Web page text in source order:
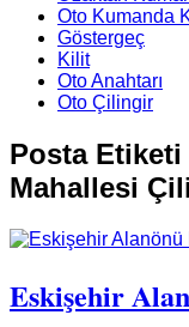
Oto Kumanda
Göstergeç
Kilit
Oto Anahtarı
Oto Çilingir
Posta
Mahallesi
Eskişehir